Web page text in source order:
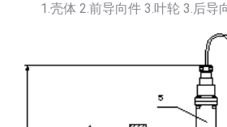
1.壳体 2.前导向件 3.叶轮 3.后导